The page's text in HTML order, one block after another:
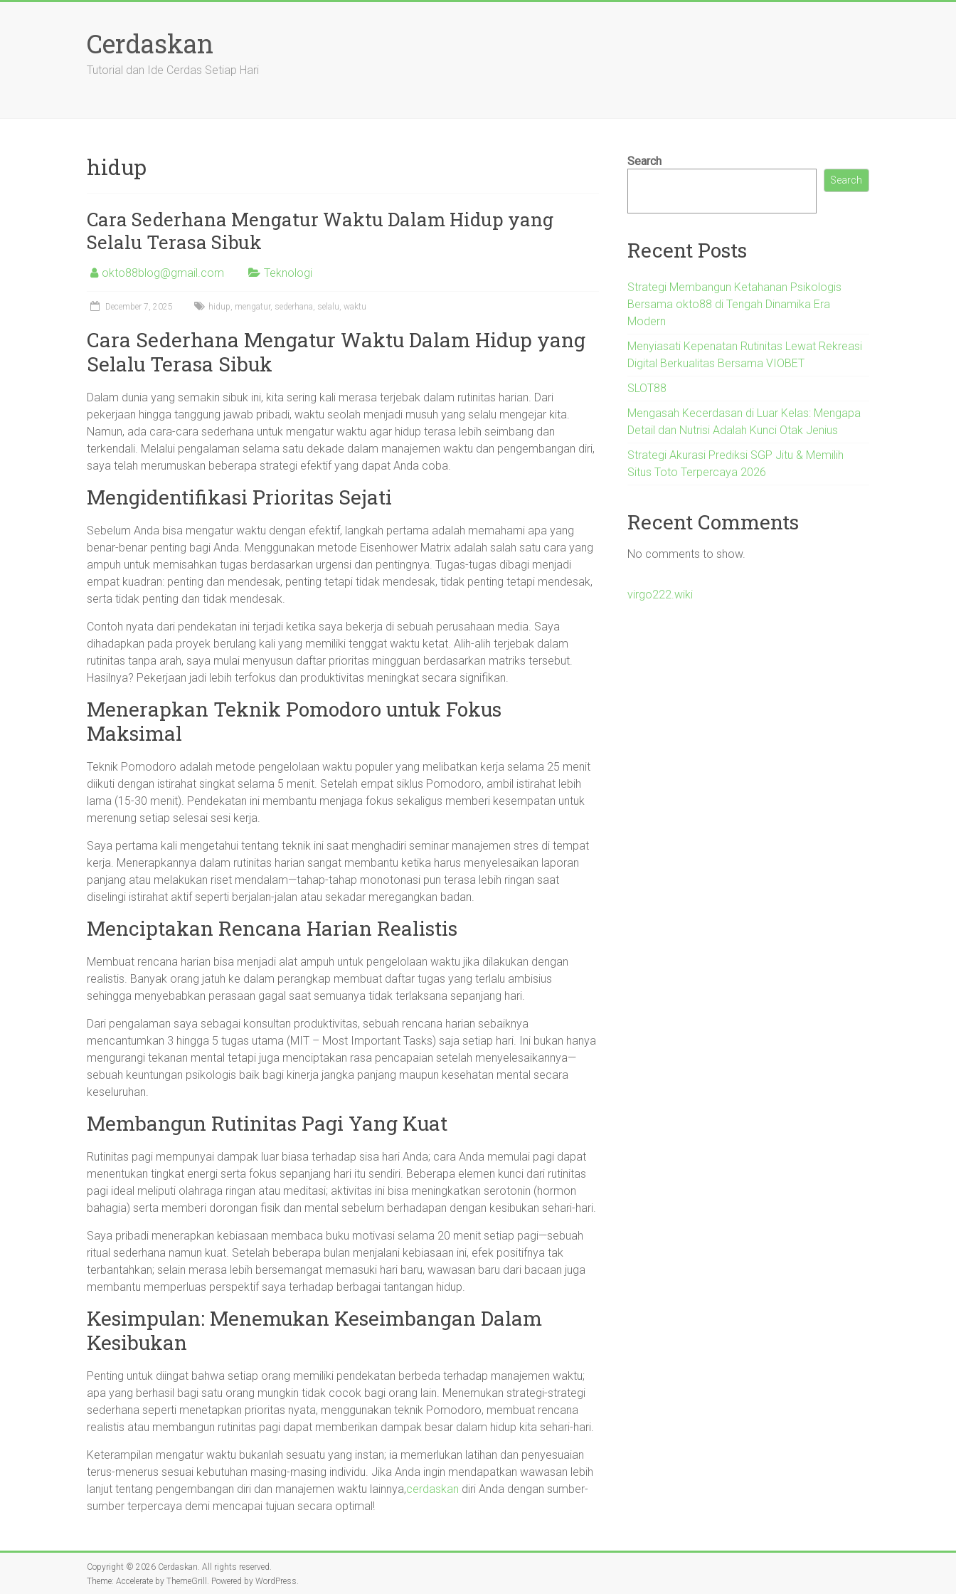
Cerdaskan
Tutorial dan Ide Cerdas Setiap Hari
hidup
Cara Sederhana Mengatur Waktu Dalam Hidup yang
Selalu Terasa Sibuk
okto88blog@gmail.com Teknologi
December 7, 2025 hidup, mengatur, sederhana, selalu, waktu
Cara Sederhana Mengatur Waktu Dalam Hidup yang
Selalu Terasa Sibuk
Dalam dunia yang semakin sibuk ini, kita sering kali merasa terjebak dalam rutinitas harian. Dari
pekerjaan hingga tanggung jawab pribadi, waktu seolah menjadi musuh yang selalu mengejar kita.
Namun, ada cara-cara sederhana untuk mengatur waktu agar hidup terasa lebih seimbang dan
terkendali. Melalui pengalaman selama satu dekade dalam manajemen waktu dan pengembangan diri,
saya telah merumuskan beberapa strategi efektif yang dapat Anda coba.
Mengidentifikasi Prioritas Sejati
Sebelum Anda bisa mengatur waktu dengan efektif, langkah pertama adalah memahami apa yang
benar-benar penting bagi Anda. Menggunakan metode Eisenhower Matrix adalah salah satu cara yang
ampuh untuk memisahkan tugas berdasarkan urgensi dan pentingnya. Tugas-tugas dibagi menjadi
empat kuadran: penting dan mendesak, penting tetapi tidak mendesak, tidak penting tetapi mendesak,
serta tidak penting dan tidak mendesak.
Contoh nyata dari pendekatan ini terjadi ketika saya bekerja di sebuah perusahaan media. Saya
dihadapkan pada proyek berulang kali yang memiliki tenggat waktu ketat. Alih-alih terjebak dalam
rutinitas tanpa arah, saya mulai menyusun daftar prioritas mingguan berdasarkan matriks tersebut.
Hasilnya? Pekerjaan jadi lebih terfokus dan produktivitas meningkat secara signifikan.
Menerapkan Teknik Pomodoro untuk Fokus
Maksimal
Teknik Pomodoro adalah metode pengelolaan waktu populer yang melibatkan kerja selama 25 menit
diikuti dengan istirahat singkat selama 5 menit. Setelah empat siklus Pomodoro, ambil istirahat lebih
lama (15-30 menit). Pendekatan ini membantu menjaga fokus sekaligus memberi kesempatan untuk
merenung setiap selesai sesi kerja.
Saya pertama kali mengetahui tentang teknik ini saat menghadiri seminar manajemen stres di tempat
kerja. Menerapkannya dalam rutinitas harian sangat membantu ketika harus menyelesaikan laporan
panjang atau melakukan riset mendalam—tahap-tahap monotonasi pun terasa lebih ringan saat
diselingi istirahat aktif seperti berjalan-jalan atau sekadar meregangkan badan.
Menciptakan Rencana Harian Realistis
Membuat rencana harian bisa menjadi alat ampuh untuk pengelolaan waktu jika dilakukan dengan
realistis. Banyak orang jatuh ke dalam perangkap membuat daftar tugas yang terlalu ambisius
sehingga menyebabkan perasaan gagal saat semuanya tidak terlaksana sepanjang hari.
Dari pengalaman saya sebagai konsultan produktivitas, sebuah rencana harian sebaiknya
mencantumkan 3 hingga 5 tugas utama (MIT – Most Important Tasks) saja setiap hari. Ini bukan hanya
mengurangi tekanan mental tetapi juga menciptakan rasa pencapaian setelah menyelesaikannya—
sebuah keuntungan psikologis baik bagi kinerja jangka panjang maupun kesehatan mental secara
keseluruhan.
Membangun Rutinitas Pagi Yang Kuat
Rutinitas pagi mempunyai dampak luar biasa terhadap sisa hari Anda; cara Anda memulai pagi dapat
menentukan tingkat energi serta fokus sepanjang hari itu sendiri. Beberapa elemen kunci dari rutinitas
pagi ideal meliputi olahraga ringan atau meditasi; aktivitas ini bisa meningkatkan serotonin (hormon
bahagia) serta memberi dorongan fisik dan mental sebelum berhadapan dengan kesibukan sehari-hari.
Saya pribadi menerapkan kebiasaan membaca buku motivasi selama 20 menit setiap pagi—sebuah
ritual sederhana namun kuat. Setelah beberapa bulan menjalani kebiasaan ini, efek positifnya tak
terbantahkan; selain merasa lebih bersemangat memasuki hari baru, wawasan baru dari bacaan juga
membantu memperluas perspektif saya terhadap berbagai tantangan hidup.
Kesimpulan: Menemukan Keseimbangan Dalam
Kesibukan
Penting untuk diingat bahwa setiap orang memiliki pendekatan berbeda terhadap manajemen waktu;
apa yang berhasil bagi satu orang mungkin tidak cocok bagi orang lain. Menemukan strategi-strategi
sederhana seperti menetapkan prioritas nyata, menggunakan teknik Pomodoro, membuat rencana
realistis atau membangun rutinitas pagi dapat memberikan dampak besar dalam hidup kita sehari-hari.
Keterampilan mengatur waktu bukanlah sesuatu yang instan; ia memerlukan latihan dan penyesuaian
terus-menerus sesuai kebutuhan masing-masing individu. Jika Anda ingin mendapatkan wawasan lebih
lanjut tentang pengembangan diri dan manajemen waktu lainnya,cerdaskan diri Anda dengan sumber-
sumber terpercaya demi mencapai tujuan secara optimal!
Search
Search
Recent Posts
Strategi Membangun Ketahanan Psikologis
Bersama okto88 di Tengah Dinamika Era
Modern
Menyiasati Kepenatan Rutinitas Lewat Rekreasi
Digital Berkualitas Bersama VIOBET
SLOT88
Mengasah Kecerdasan di Luar Kelas: Mengapa
Detail dan Nutrisi Adalah Kunci Otak Jenius
Strategi Akurasi Prediksi SGP Jitu & Memilih
Situs Toto Terpercaya 2026
Recent Comments
No comments to show.
virgo222.wiki
Copyright © 2026 Cerdaskan. All rights reserved.
Theme: Accelerate by ThemeGrill. Powered by WordPress.